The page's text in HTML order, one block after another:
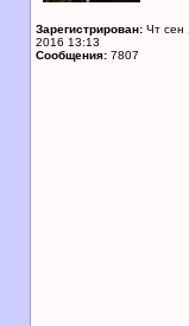
Зарегистрирован: Чт сен
2016 13:13
Сообщения: 7807